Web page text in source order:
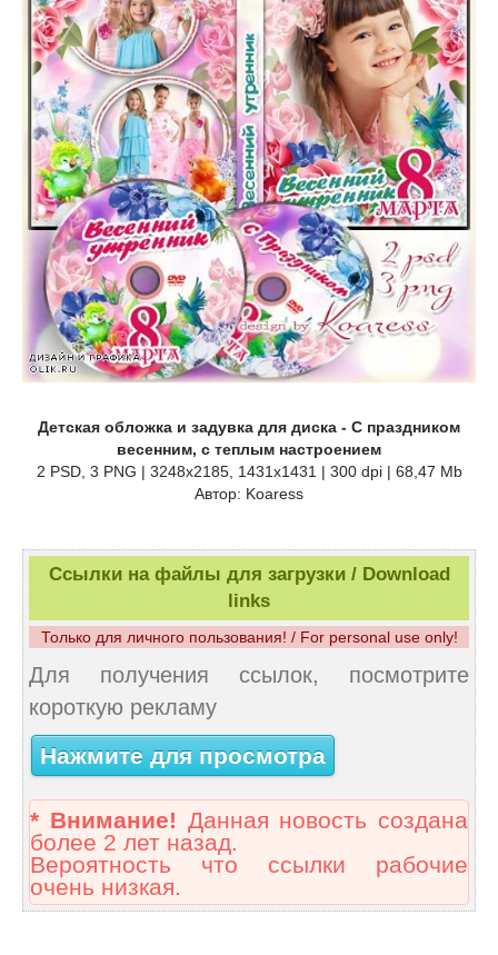
Детская обложка и задувка для диска - С праздником
весенним, с теплым настроением
2 PSD, 3 PNG | 3248x2185, 1431x1431 | 300 dpi | 68,47 Mb
Автор: Koaress
Ссылки на файлы для загрузки / Download
links
Только для личного пользования! / For personal use only!
Для получения ссылок, посмотрите
короткую рекламу
Нажмите для просмотра
* Внимание! Данная новость создана
более 2 лет назад.
Вероятность что ссылки рабочие
очень низкая.